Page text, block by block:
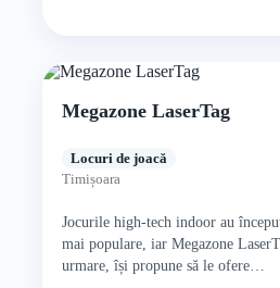
Megazone LaserTag
Locuri de joacă
Timișoara
Jocurile high-tech indoor au
mai populare, iar Megazone
urmare, își propune să le ofere…